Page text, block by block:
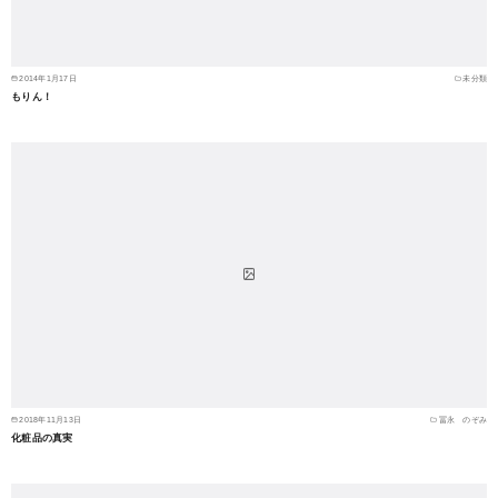
2014年1月17日 未分類
もりん！
2018年11月13日 冨永 のぞみ
化粧品の真実